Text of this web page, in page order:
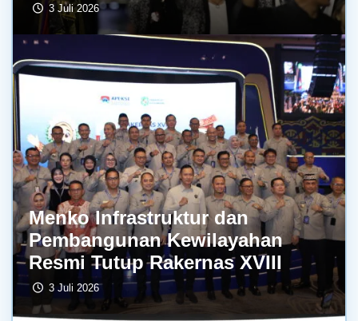
3 Juli 2026
Menko Infrastruktur dan
Pembangunan Kewilayahan
Resmi Tutup Rakernas XVIII
3 Juli 2026